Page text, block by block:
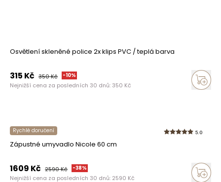
Osvětlení skleněné police 2x klips PVC / teplá barva
315 Kč 350Kč -10%
Nejnižší cena za posledních 30 dnů: 350 Kč
Rychlé doručení 5.0
Zápustné umyvadlo Nicole 60 cm
1609 Kč 2590Kč -38%
Nejnižší cena za posledních 30 dnů: 2590 Kč